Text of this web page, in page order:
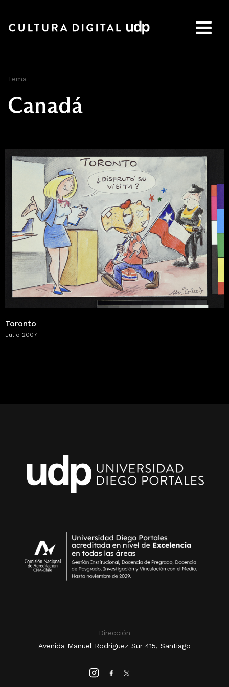
Tema
Canadá
Toronto
Julio 2007
Dirección
Avenida Manuel Rodríguez Sur 415, Santiago